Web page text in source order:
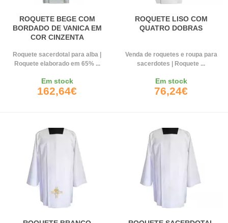
ROQUETE BEGE COM
BORDADO DE VANICA EM
COR CINZENTA
Roquete sacerdotal para alba |
Roquete elaborado em 65% ...
Em stock
162,64€
ROQUETE LISO COM
QUATRO DOBRAS
Venda de roquetes e roupa para
sacerdotes | Roquete ...
Em stock
76,24€